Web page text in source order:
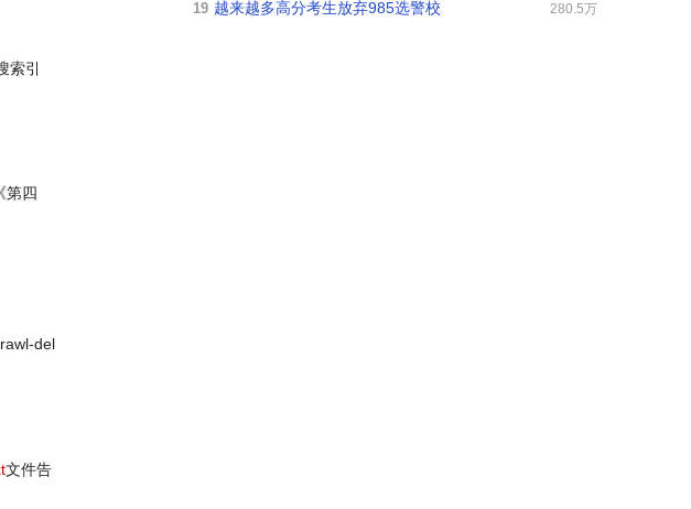
引
第四
del
文件告
19 越来越多高分考生放弃985选警校 280.5万